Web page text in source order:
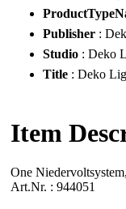
Publisher :
Studio : Deko
Title : Deko
Item
One
Art.Nr. : 944051